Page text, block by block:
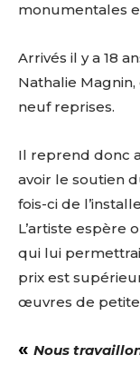
monumentales
Arrivés il y a 18
Nathalie
neuf reprises.
Il reprend donc
avoir le soutien
fois-ci de
L’artiste espère
qui lui
prix est
œuvres de
« Nous